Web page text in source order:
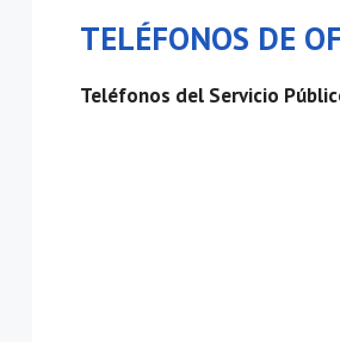
TELÉFONOS DE
Teléfonos del Servicio